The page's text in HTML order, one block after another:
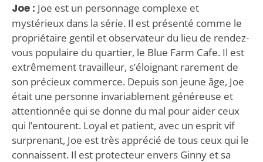
Joe : Joe est un personnage complexe et
mystérieux dans la série. Il est présenté comme le
propriétaire gentil et observateur du lieu de rendez-
vous populaire du quartier, le Blue Farm Cafe. Il est
extrêmement travailleur, s’éloignant rarement de
son précieux commerce. Depuis son jeune âge, Joe
était une personne invariablement généreuse et
attentionnée qui se donne du mal pour aider ceux
qui l’entourent. Loyal et patient, avec un esprit vif
surprenant, Joe est très apprécié de tous ceux qui le
connaissent. Il est protecteur envers Ginny et sa